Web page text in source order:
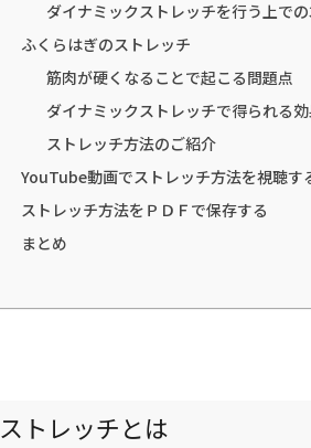
ダイナミックストレッチを行う上で
ふくらはぎのストレッチ
筋肉が硬くなることで起こる問題点
ダイナミックストレッチで得られる
ストレッチ方法のご紹介
YouTube動画でストレッチ方法を視聴す
ストレッチ方法をＰＤＦで保存する
まとめ
ストレッチとは